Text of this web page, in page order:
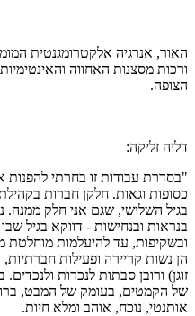
האור, אנרגיה אלקטרומגנטית
ורכות מסצנות האחווה
הצופה.
דליה זליקה:
"בסדרת עבודות זו בחרתי להפנות
כסופות וגאות. חלקן חברות
בגיל השלישי, שגם אני חלק ממנה.
בנראות ובנחישות - דווקא בגיל
ובשקיפות, עד להיעלמות מוחלטת
הן נשות קריירה ופעילות חברתיות,
זוגן) ורובן סבתות לנכדות
של הקמטים, בעומק של המבט,
אותנטי, נוכח, אוהב ומלא חיות.